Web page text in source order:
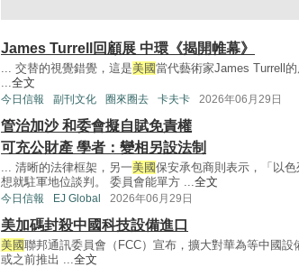
James Turrell回顧展 中環《揭開帷幕》
... 交替的視覺錯覺，這是美國當代藝術家James Turrell
...全文
今日信報 副刊文化 圈來圈去 卡夫卡 2026年06月29日
管治加沙 和委會擬自賦免責權
可充公財產 學者：變相另設法制
... 清晰的法律框架，另一美國保安承包商則表示，「以
想就駐軍地位談判。 委員會能單方 ...全文
今日信報 EJ Global 2026年06月29日
美加碼封殺中國科技設備進口
美國聯邦通訊委員會（FCC）宣布，擴大對華為等中國
或之前推出 ...全文